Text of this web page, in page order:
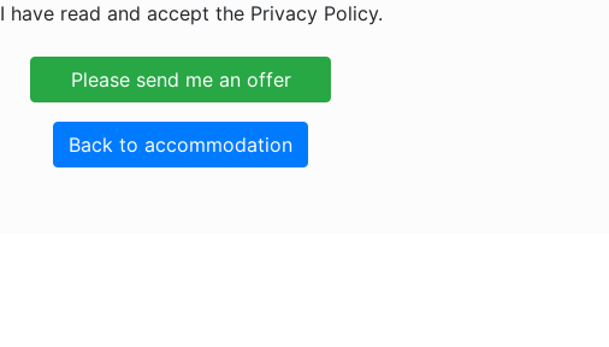
I have read and accept the Privacy Policy.
Back to accommodation